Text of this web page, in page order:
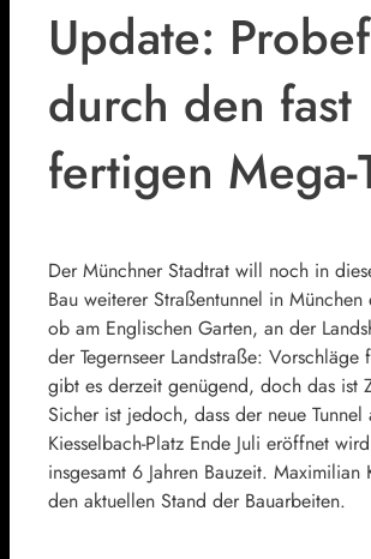
Update:
durch den fast
fertigen Mega-
Der Münchner Stadtrat will noch in
Bau weiterer Straßentunnel in
ob am Englischen Garten, an der
der Tegernseer Landstraße: Vorschläge
gibt es derzeit genügend, doch das ist
Sicher ist jedoch, dass der neue Tunnel
Kiesselbach-Platz Ende Juli eröffnet
insgesamt 6 Jahren Bauzeit. Maximilian
den aktuellen Stand der Bauarbeiten.